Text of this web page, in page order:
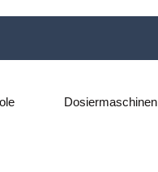
Dosiermaschinen